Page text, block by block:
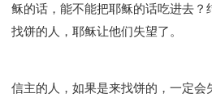
稣的话，能不能把耶稣的话吃进去
找饼的人，耶稣让他们失望了。
信主的人，如果是来找饼的，一定